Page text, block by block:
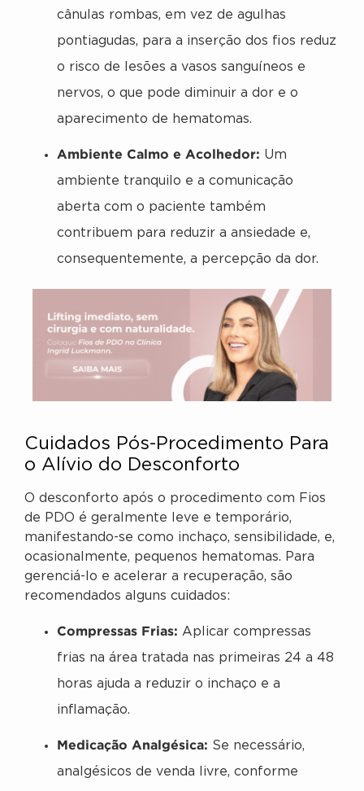
cânulas rombas, em vez de agulhas
pontiagudas, para a inserção dos fios reduz
o risco de lesões a vasos sanguíneos e
nervos, o que pode diminuir a dor e o
aparecimento de hematomas.
Ambiente Calmo e Acolhedor: Um
ambiente tranquilo e a comunicação
aberta com o paciente também
contribuem para reduzir a ansiedade e,
consequentemente, a percepção da dor.
Cuidados Pós-Procedimento Para
o Alívio do Desconforto
O desconforto após o procedimento com Fios
de PDO é geralmente leve e temporário,
manifestando-se como inchaço, sensibilidade, e,
ocasionalmente, pequenos hematomas. Para
gerenciá-lo e acelerar a recuperação, são
recomendados alguns cuidados:
Compressas Frias: Aplicar compressas
frias na área tratada nas primeiras 24 a 48
horas ajuda a reduzir o inchaço e a
inflamação.
Medicação Analgésica: Se necessário,
analgésicos de venda livre, conforme